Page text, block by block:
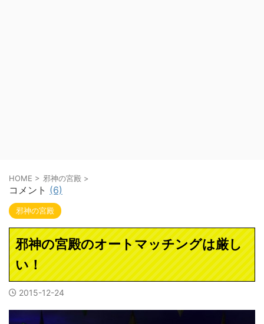
HOME > 邪神の宮殿 >
コメント (6)
邪神の宮殿
邪神の宮殿のオートマッチングは厳し
い！
2015-12-24